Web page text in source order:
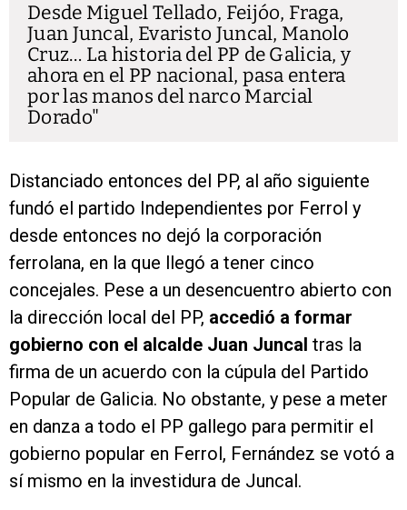
Desde Miguel Tellado, Feijóo, Fraga,
Juan Juncal, Evaristo Juncal, Manolo
Cruz… La historia del PP de Galicia, y
ahora en el PP nacional, pasa entera
por las manos del narco Marcial
Dorado
Distanciado entonces del PP, al año siguiente
fundó el partido Independientes por Ferrol y
desde entonces no dejó la corporación
ferrolana, en la que llegó a tener cinco
concejales. Pese a un desencuentro abierto con
la dirección local del PP, accedió a formar
gobierno con el alcalde Juan Juncal tras la
firma de un acuerdo con la cúpula del Partido
Popular de Galicia. No obstante, y pese a meter
en danza a todo el PP gallego para permitir el
gobierno popular en Ferrol, Fernández se votó a
sí mismo en la investidura de Juncal.